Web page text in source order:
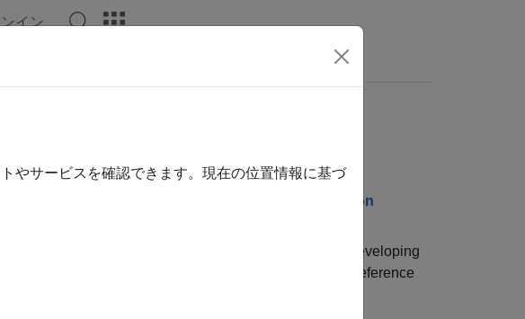
イン
ASICs,
Release Notes
PDF Documentation
algorithms for developing
audio, and sensor processing. The toolbox includes reference
subsystems.
やサービスを確認できます。現在の位置情報に基づ